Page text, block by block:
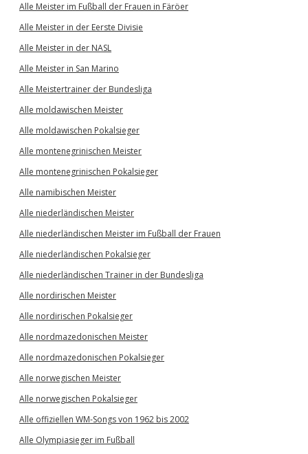
Alle Meister im Fußball der Frauen in Färöer
Alle Meister in der Eerste Divisie
Alle Meister in der NASL
Alle Meister in San Marino
Alle Meistertrainer der Bundesliga
Alle moldawischen Meister
Alle moldawischen Pokalsieger
Alle montenegrinischen Meister
Alle montenegrinischen Pokalsieger
Alle namibischen Meister
Alle niederländischen Meister
Alle niederländischen Meister im Fußball der Frauen
Alle niederländischen Pokalsieger
Alle niederländischen Trainer in der Bundesliga
Alle nordirischen Meister
Alle nordirischen Pokalsieger
Alle nordmazedonischen Meister
Alle nordmazedonischen Pokalsieger
Alle norwegischen Meister
Alle norwegischen Pokalsieger
Alle offiziellen WM-Songs von 1962 bis 2002
Alle Olympiasieger im Fußball